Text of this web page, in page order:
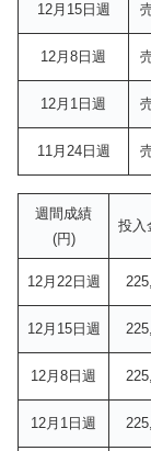
12月15日週
12月8日週
12月1日週
11月24日週
週間成績
(円)
投入
12月22日週
12月15日週
12月8日週
12月1日週